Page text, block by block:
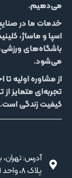
می‌دهیم.
خدمات ما در
اسپا و ماساژ،
باشگاه‌های
می‌شود.
از مشاوره اولیه
تجربه‌ای متمایز از
کیفیت زندگیاست.
آدرس: تهران،
پلاک 8، واحد 1